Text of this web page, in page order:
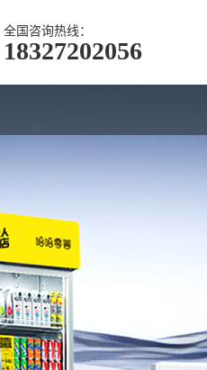
全国咨询热线：
18327202056